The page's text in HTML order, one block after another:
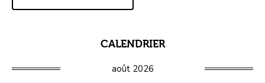
CALENDRIER
août 2026